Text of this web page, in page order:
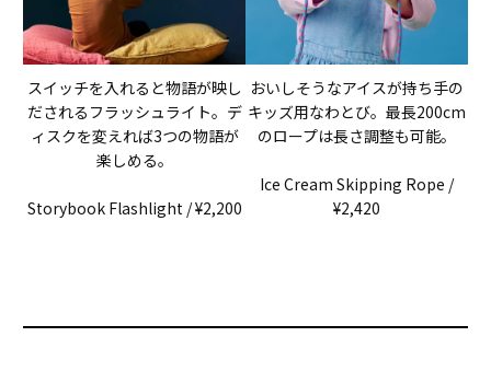
スイッチを入れると物語が映し
だされるフラッシュライト。デ
ィスクを変えれば3つの物語が
楽しめる。
Storybook Flashlight / ¥2,200
おいしそうなアイスが持ち手の
キッズ用なわとび。最長200cm
のロープは長さ調整も可能。
Ice Cream Skipping Rope /
¥2,420